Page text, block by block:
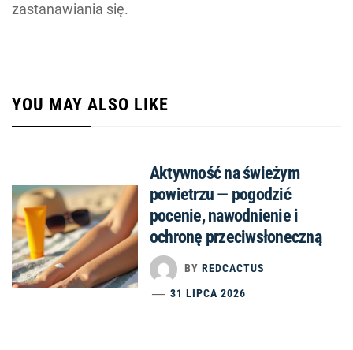
zastanawiania się.
YOU MAY ALSO LIKE
Aktywność na świeżym
powietrzu — pogodzić
pocenie, nawodnienie i
ochronę przeciwsłoneczną
BY REDCACTUS
31 LIPCA 2026